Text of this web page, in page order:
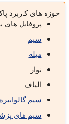
حوزه های کاربرد
پروفایل های
سیم
میله
نوار
الیاف
سیم گالوانیزه
سیم های